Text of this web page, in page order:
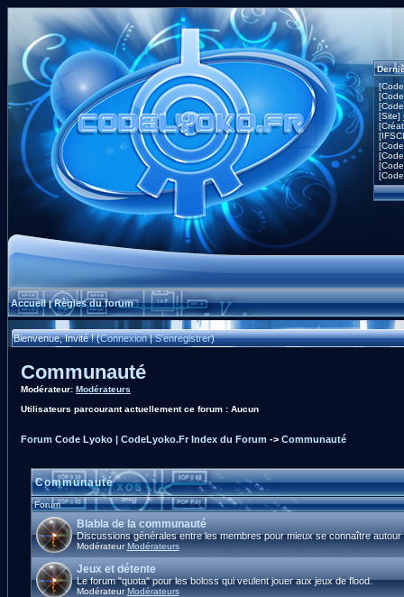
[Site]
Accueil|Règles du forum
Bienvenue, Invité ! (Connexion|S'enregistrer)
Communauté
Modérateur: Modérateurs
Utilisateurs parcourant actuellement ce forum : Aucun
Forum Code Lyoko | CodeLyoko.Fr Index du Forum -> Communauté
Communauté
Forum
Blabla de la communauté
Discussions générales entre les membres pour mieux se connaître autour
ModérateurModérateurs
Jeux et détente
Le forum "quota" pour les boloss qui veulent jouer aux jeux de flood.
ModérateurModérateurs